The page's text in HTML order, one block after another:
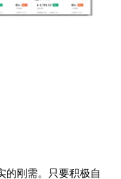
的刚需。只要积极自